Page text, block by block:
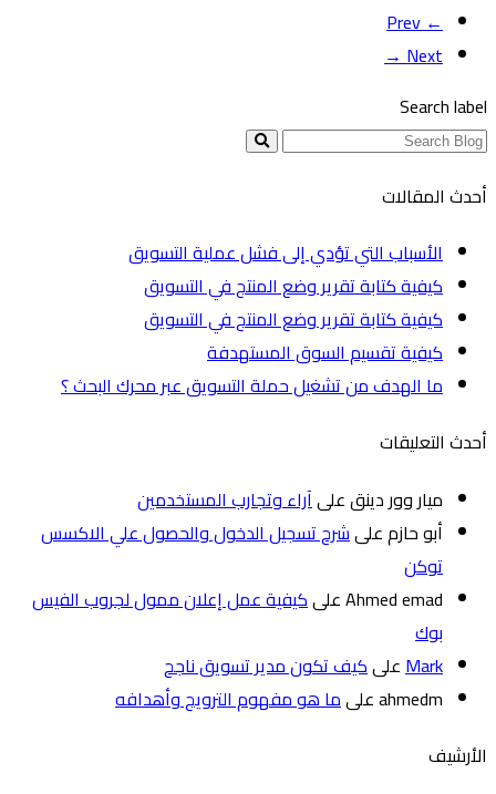
← Prev
Next →
Search label
أحدث المقالات
الأسباب التي تؤدي إلى فشل عملية التسويق
كيفية كتابة تقرير وضع المنتج في التسويق
كيفية كتابة تقرير وضع المنتج في التسويق
كيفية تقسيم السوق المستهدفة
ما الهدف من تشغيل حملة التسويق عبر محرك البحث ؟
أحدث التعليقات
ميار وور دينقعلىآراء وتجارب المستخدمين
أبو حازمعلىشرح تسجيل الدخول والحصول علي الاكسس
توكن
Ahmed emadعلىكيفية عمل إعلان ممول لجروب الفيس
بوك
Markعلىكيف تكون مدير تسويق ناجح
ahmedmعلىما هو مفهوم الترويج وأهدافه
الأرشيف